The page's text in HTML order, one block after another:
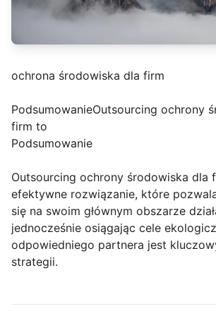
ochrona środowiska dla firm
PodsumowanieOutsourcing ochrony
firm to
Podsumowanie
Outsourcing ochrony środowiska dla
efektywne rozwiązanie, które
się na swoim głównym obszarze
jednocześnie osiągając cele
odpowiedniego partnera jest
strategii.